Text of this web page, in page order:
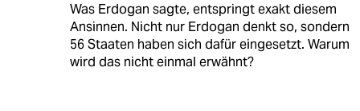
Was Erdogan sagte, entspringt exakt diesem
Ansinnen. Nicht nur Erdogan denkt so, sondern
56 Staaten haben sich dafür eingesetzt. Warum
wird das nicht einmal erwähnt?